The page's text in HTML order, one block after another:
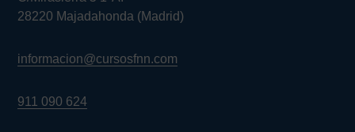
28220 Majadahonda (Madrid)
informacion@cursosfnn.com
911 090 624